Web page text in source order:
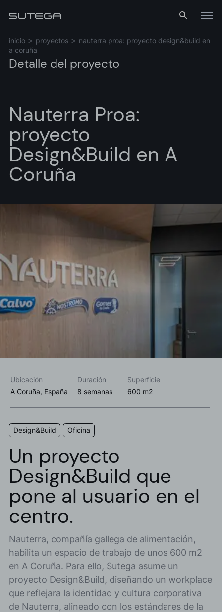
Menú
inicio proyectos
nauterra proa: proyecto design&build en
a coruña
Detalle del proyecto
Nauterra Proa:
proyecto
Design&Build en A
Coruña
Ubicación Duración
Superficie
A Coruña, España
8 semanas 600 m2
Design&Build Oficina
Un proyecto
Design&Build que
pone al usuario en el
centro.
Nauterra, compañía gallega de alimentación,
habilita un espacio de trabajo de unos 600 m2
en A Coruña. Para ello, Sutega asume un
proyecto Design&Build, diseñando un workplace
que reflejara la identidad y cultura corporativa
de Nauterra, alineado con los estándares de la
Nombre*
Deseo recibir información comercial, noticias, eventos y
servicios de Sutega.*